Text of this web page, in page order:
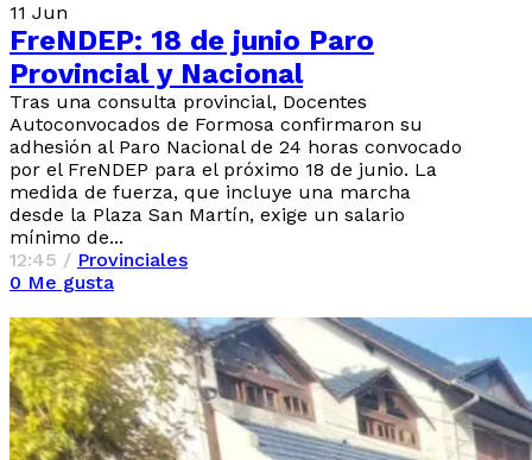
11 Jun
FreNDEP: 18 de junio Paro
Provincial y Nacional
Tras una consulta provincial, Docentes
Autoconvocados de Formosa confirmaron su
adhesión al Paro Nacional de 24 horas convocado
por el FreNDEP para el próximo 18 de junio. La
medida de fuerza, que incluye una marcha
desde la Plaza San Martín, exige un salario
mínimo de...
12:45 / Provinciales
0 Me gusta